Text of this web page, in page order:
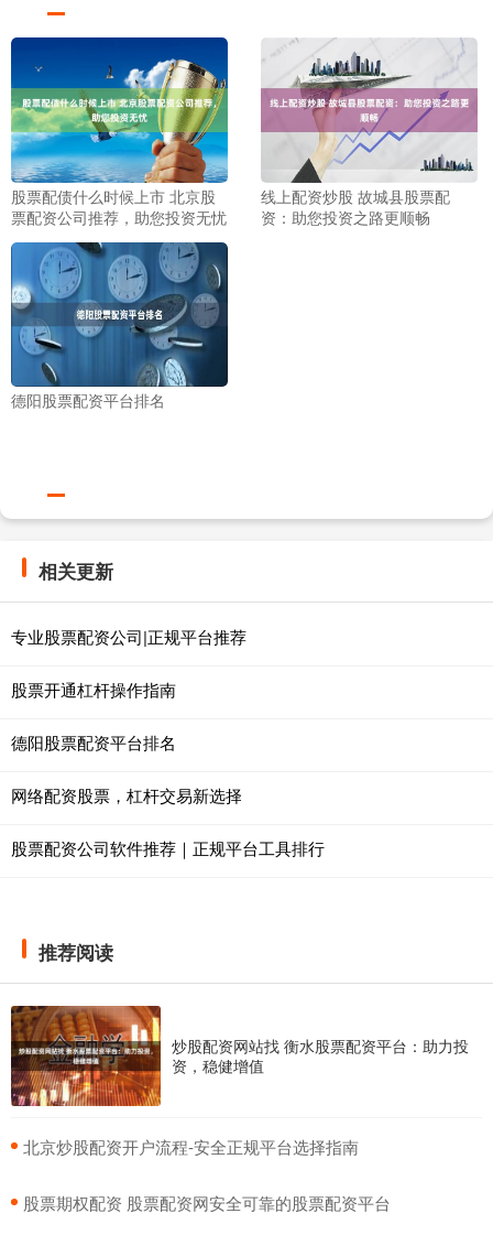
股票配债什么时候上市 北京股
票配资公司推荐，助您投资无忧
线上配资炒股 故城县股票配
资：助您投资之路更顺畅
德阳股票配资平台排名
相关更新
专业股票配资公司|正规平台推荐
股票开通杠杆操作指南
德阳股票配资平台排名
网络配资股票，杠杆交易新选择
股票配资公司软件推荐｜正规平台工具排行
推荐阅读
炒股配资网站找 衡水股票配资平台：助力投
资，稳健增值
​北京炒股配资开户流程-安全正规平台选择指南
​股票期权配资 股票配资网安全可靠的股票配资平台